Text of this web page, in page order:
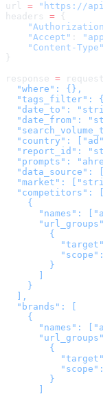
url = " https://
headers = {
    "Accept"
:
    "Content-Type"
}
response =
  "where": {},
"tags_filter":
"date_to":
"date_from":
"country":
"report_id":
"prompts":
"data_source":
"market":
  "competitors": [
    {
"names":
        {
        }
    }
  ],
  "brands": [
    {
"names":
        {
        }